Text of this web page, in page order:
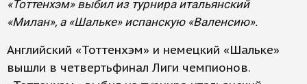
«Тоттенхэм» выбил из турнира итальянский
«Милан», а «Шальке» испанскую «Валенсию».
Английский «Тоттенхэм» и немецкий «Шальке»
вышли в четвертьфинал Лиги чемпионов.